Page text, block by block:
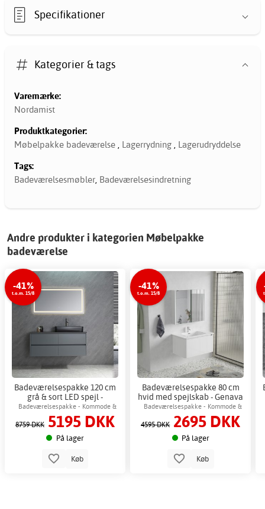
Specifikationer
Kategorier & tags
Varemærke:
Nordamist
Produktkategorier:
Møbelpakke badeværelse , Lagerrydning , Lagerudryddelse
Tags:
Badeværelsesmøbler, Badeværelsesindretning
Andre produkter i kategorien Møbelpakke
badeværelse
-41%
t.o.m. 15/8
Badeværelsespakke 120 cm
grå & sort LED spejl -
Spejlskab + Toiletpapirholder
Badeværelsespakke - Kommode &
spejl med LED-belysning
8759 DKK 5195 DKK
På lager
Køb
-41%
t.o.m. 15/8
Badeværelsespakke 80 cm
hvid med spejlskab - Genava
+ 2.00 x Badeværelse krog
Badeværelsespakke - Kommode &
spejlskab
4595 DKK 2695 DKK
På lager
Køb